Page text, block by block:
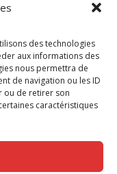
des technologies
aux informations des
nous permettra de
de navigation ou les ID
ou de retirer son
caractéristiques